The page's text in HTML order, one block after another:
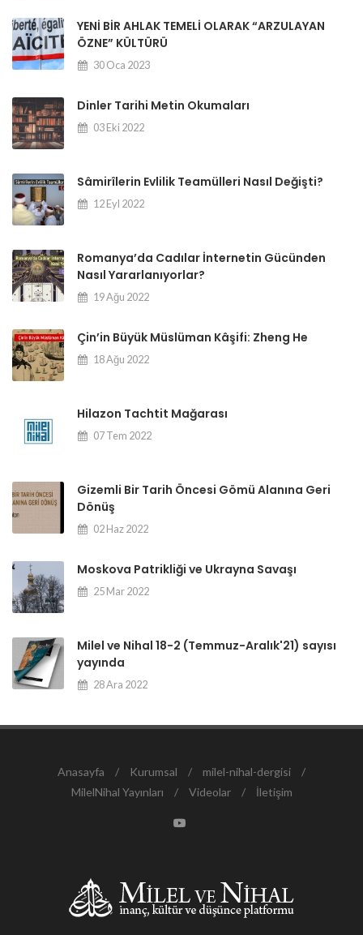
YENİ BİR AHLAK TEMELİ OLARAK “ARZULAYAN
ÖZNE” KÜLTÜRÜ
30 Oca 2023
Dinler Tarihi Metin Okumaları
03 Eki 2022
Sâmirîlerin Evlilik Teamülleri Nasıl Değişti?
12 Eyl 2022
Romanya’da Cadılar İnternetin Gücünden
Nasıl Yararlanıyorlar?
19 Ağu 2022
Çin’in Büyük Müslüman Kâşifi: Zheng He
18 Ağu 2022
Hilazon Tachtit Mağarası
07 Tem 2022
Gizemli Bir Tarih Öncesi Gömü Alanına Geri
Dönüş
02 Haz 2022
Moskova Patrikliği ve Ukrayna Savaşı
25 Mar 2022
Milel ve Nihal 18-2 (Temmuz-Aralık'21) sayısı
yayında
28 Ara 2022
Anasayfa / Kurumsal / milel-nihal-dergisi
/
MilelNihal Yayınları
/ Videolar / İletişim